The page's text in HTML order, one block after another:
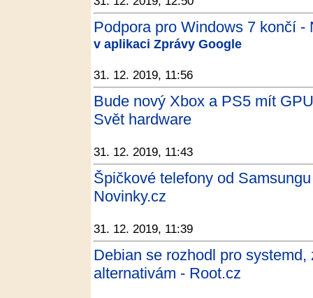
Podpora pro Windows 7 končí -
v aplikaci Zprávy Google
31. 12. 2019, 11:56
Bude nový Xbox a PS5 mít
Svět hardware
31. 12. 2019, 11:43
Špičkové telefony od
Novinky.cz
31. 12. 2019, 11:39
Debian se rozhodl pro
alternativám - Root.cz